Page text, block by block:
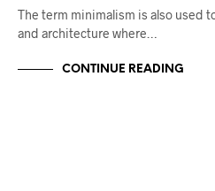
The term minimalism is also used
and architecture where…
CONTINUE READING